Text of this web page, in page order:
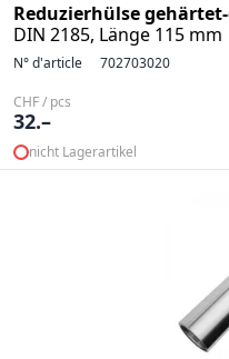
Reduzierhülse
DIN 2185, Länge 115 mm
N° d'article 702703020
CHF / pcs
32.–
nicht Lagerartikel